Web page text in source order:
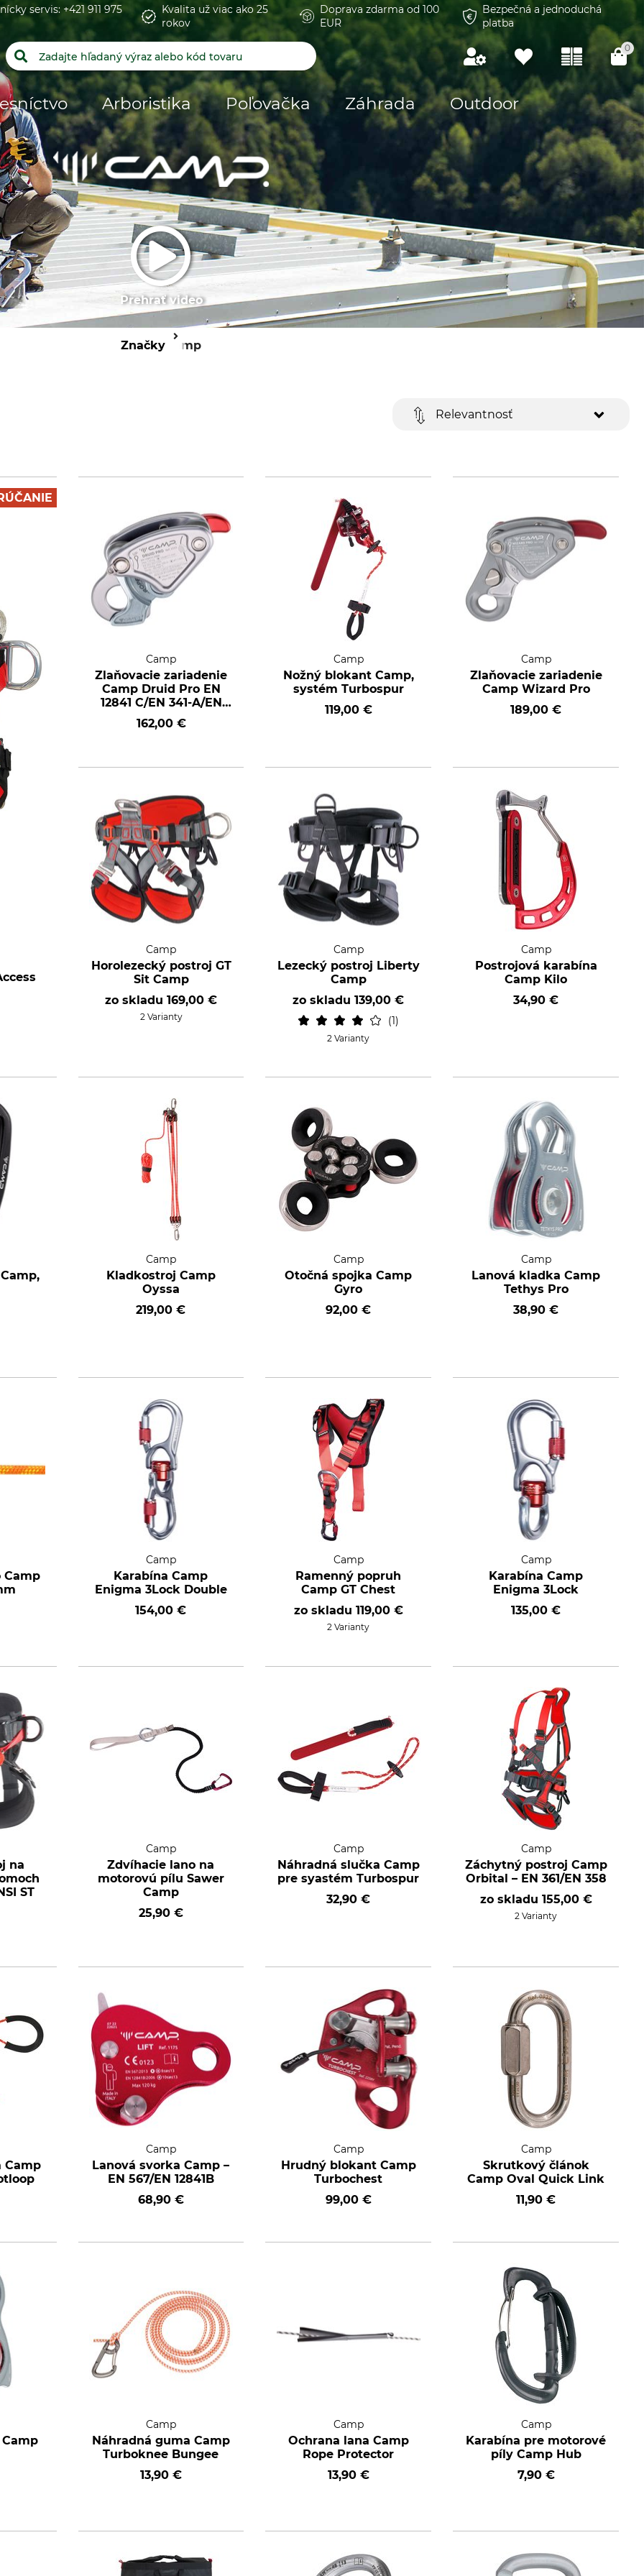
servis: +421 911 975
Kvalita už viac ako 25
rokov
Doprava zdarma od 100
EUR
Bezpečná a jednoduchá
platba
0
Arboristika Poľovačka Záhrada Outdoor
Prehrať video
Značky Camp
Relevantnosť
Camp
Zlaňovacie zariadenie
Camp Druid Pro EN
12841 C/EN 341-A/EN
15151-1
162,00 €
Camp
Nožný blokant Camp,
systém Turbospur
119,00 €
Camp
Zlaňovacie zariadenie
Camp Wizard Pro
189,00 €
Camp
Horolezecký postroj GT
Sit Camp
zo skladu 169,00 €
2 Varianty
Camp
Lezecký postroj Liberty
Camp
zo skladu139,00 €
1
2 Varianty
Camp
Postrojová karabína
Camp Kilo
34,90 €
Camp
Kladkostroj Camp
Oyssa
219,00 €
Camp
Otočná spojka Camp
Gyro
92,00 €
Camp
Lanová kladka Camp
Tethys Pro
38,90 €
Camp
Camp
Karabína Camp
Enigma 3Lock Double
154,00 €
Camp
Ramenný popruh
Camp GT Chest
zo skladu 119,00 €
2 Varianty
Camp
Karabína Camp
Enigma 3Lock
135,00 €
na
ST
Camp
Zdvíhacie lano na
motorovú pílu Sawer
Camp
25,90 €
Camp
Náhradná slučka Camp
pre syastém Turbospur
32,90 €
Camp
Záchytný postroj Camp
Orbital – EN 361/EN 358
zo skladu 155,00 €
2 Varianty
Camp
Camp
Lanová svorka Camp –
EN 567/EN 12841B
68,90 €
Camp
Hrudný blokant Camp
Turbochest
99,00 €
Camp
Skrutkový článok
Camp Oval Quick Link
11,90 €
Camp
Náhradná guma Camp
Turboknee Bungee
13,90 €
Camp
Ochrana lana Camp
Rope Protector
13,90 €
Camp
Karabína pre motorové
píly Camp Hub
7,90 €